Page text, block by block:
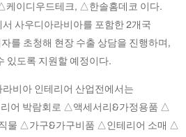
이디우드테크, △한솔홈데코 이다.
사우디아라비아를 포함한 2개국
를 초청해 현장 수출 상담을 진행하며,
있도록 지원할 예정이다.
비아 인테리어 산업전에서는
어 박람회로 △액세서리&가정용품 △
물 △가구&가구비품 △인테리어 소매 △